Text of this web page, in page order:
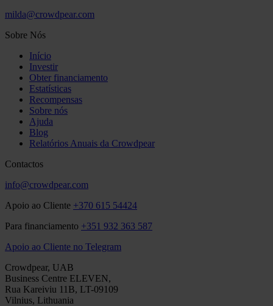
milda@crowdpear.com
Sobre Nós
Início
Investir
Obter financiamento
Estatísticas
Recompensas
Sobre nós
Ajuda
Blog
Relatórios Anuais da Crowdpear
Contactos
info@crowdpear.com
Apoio ao Cliente +370 615 54424
Para financiamento +351 932 363 587
Apoio ao Cliente no Telegram
Crowdpear, UAB
Business Centre ELEVEN,
Rua Kareiviu 11B, LT-09109
Vilnius, Lithuania